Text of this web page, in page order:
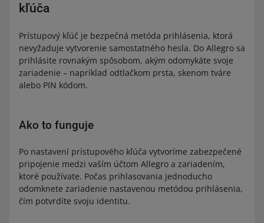
kľúča
Prístupový kľúč je bezpečná metóda prihlásenia, ktorá
nevyžaduje vytvorenie samostatného hesla. Do Allegro sa
prihlásite rovnakým spôsobom, akým odomykáte svoje
zariadenie – napríklad odtlačkom prsta, skenom tváre
alebo PIN kódom.
Ako to funguje
Po nastavení prístupového kľúča vytvoríme zabezpečené
pripojenie medzi vaším účtom Allegro a zariadením,
ktoré používate. Počas prihlasovania jednoducho
odomknete zariadenie nastavenou metódou prihlásenia,
čím potvrdíte svoju identitu.